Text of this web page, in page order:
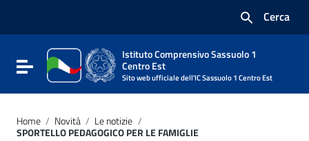
Vai al footer
Cerca
Attiva / disattiva la navigazione
Istituto Comprensivo Sassuolo 1
Centro Est
Sito web ufficiale dell'IC Sassuolo 1 Centro Est
Home / Novità / Le notizie /
SPORTELLO PEDAGOGICO PER LE FAMIGLIE